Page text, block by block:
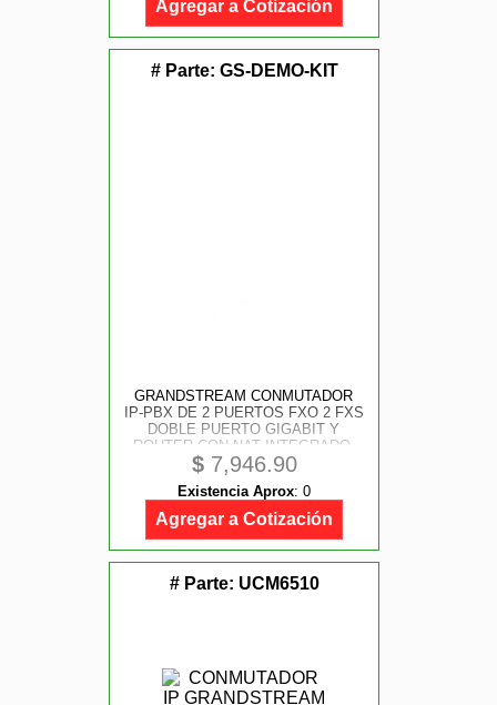
Agregar a Cotización
# Parte: GS-DEMO-KIT
GRANDSTREAM CONMUTADOR
IP-PBX DE 2 PUERTOS FXO 2 FXS
DOBLE PUERTO GIGABIT Y
ROUTER CON NAT INTEGRADO.
$7,946.90
Existencia Aprox: 0
Agregar a Cotización
# Parte: UCM6510